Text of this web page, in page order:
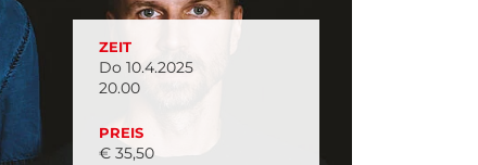
ZEIT
Do 10.4.2025
20.00
PREIS
€ 35,50